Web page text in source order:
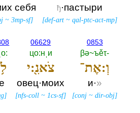
ђ·пастыри
[def-art ~qal-ptc-act-mp]
себя
~ 3mp-sf]
0853
βә~ъěτ-‎
וְ:אֶת־
и·»
[conj ~dir-obj]
06629
цо:нˌи
צֹאנִ֖:י
овец·моих
[nfs-coll ~1cs-sf]
]